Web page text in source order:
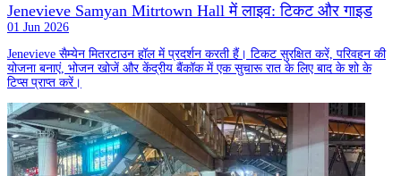
Jenevieve Samyan Mitrtown Hall में लाइव: टिकट और गाइड
01 Jun 2026
Jenevieve सैम्येन मितरटाउन हॉल में प्रदर्शन करती हैं। टिकट सुरक्षित करें, परिवहन की
योजना बनाएं, भोजन खोजें और केंद्रीय बैंकॉक में एक सुचारू रात के लिए बाद के शो के
टिप्स प्राप्त करें।